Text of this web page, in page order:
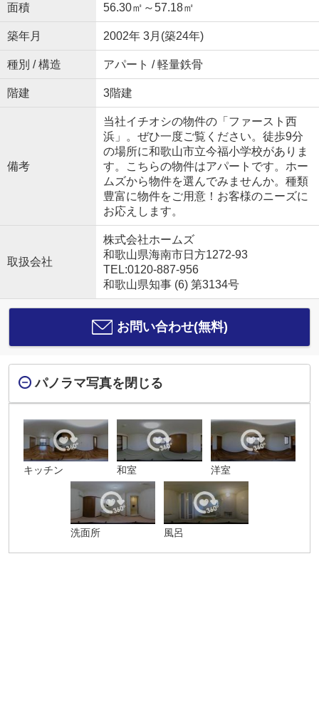
面積 56.30㎡～57.18㎡
築年月 2002年 3月(築24年)
種別 / 構造 アパート / 軽量鉄骨
階建 3階建
備考
当社イチオシの物件の「ファースト西
浜」。ぜひ一度ご覧ください。徒歩9分
の場所に和歌山市立今福小学校がありま
す。こちらの物件はアパートです。ホー
ムズから物件を選んでみませんか。種類
豊富に物件をご用意！お客様のニーズに
お応えします。
取扱会社
株式会社ホームズ
和歌山県海南市日方1272-93
TEL:0120-887-956
和歌山県知事 (6) 第3134号
お問い合わせ(無料)
パノラマ写真を閉じる
キッチン 和室 洋室
洗面所 風呂